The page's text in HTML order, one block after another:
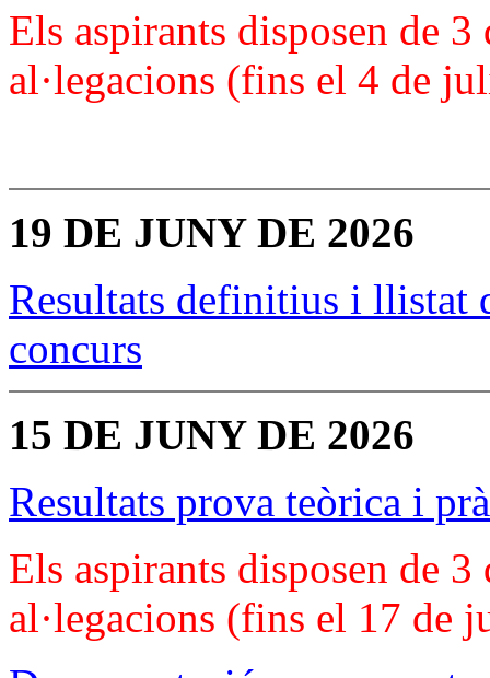
Els aspirants disposen de
al·legacions (fins el 4 de
19 DE JUNY DE 2026
Resultats definitius i llistat
concurs
15 DE JUNY DE 2026
Resultats prova teòrica i
Els aspirants disposen de
al·legacions (fins el 17 de